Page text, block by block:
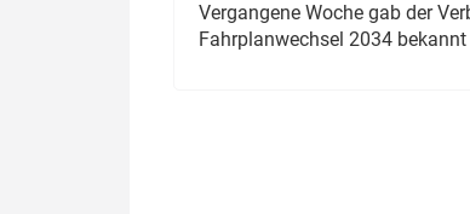
Vergangene Woche gab der
Fahrplanwechsel 2034